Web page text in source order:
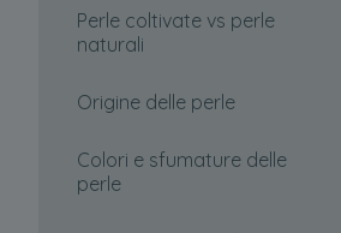
Perle coltivate vs perle
naturali
Origine delle perle
Colori e sfumature delle
perle